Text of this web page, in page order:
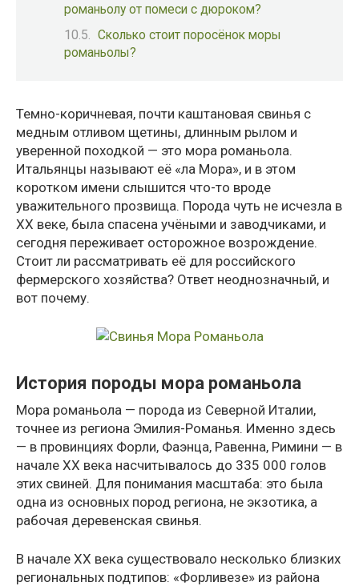
романьолу от помеси с дюроком?
Сколько стоит поросёнок моры
романьолы?
Темно-коричневая, почти каштановая свинья с
медным отливом щетины, длинным рылом и
уверенной походкой — это мора романьола.
Итальянцы называют её «ла Мора», и в этом
коротком имени слышится что-то вроде
уважительного прозвища. Порода чуть не исчезла в
XX веке, была спасена учёными и заводчиками, и
сегодня переживает осторожное возрождение.
Стоит ли рассматривать её для российского
фермерского хозяйства? Ответ неоднозначный, и
вот почему.
История породы мора романьола
Мора романьола — порода из Северной Италии,
точнее из региона Эмилия-Романья. Именно здесь
— в провинциях Форли, Фаэнца, Равенна, Римини — в
начале XX века насчитывалось до 335 000 голов
этих свиней. Для понимания масштаба: это была
одна из основных пород региона, не экзотика, а
рабочая деревенская свинья.
В начале XX века существовало несколько близких
региональных подтипов: «Форливезе» из района